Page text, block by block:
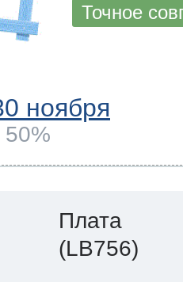
Точное
ноября
50%
Плата
(LB756)